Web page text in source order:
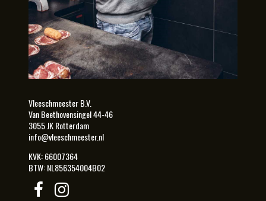
Vleeschmeester B.V.
Van Beethovensingel 44-46
3055 JK Rotterdam
info@vleeschmeester.nl
KVK: 66007364
BTW: NL856354004B02